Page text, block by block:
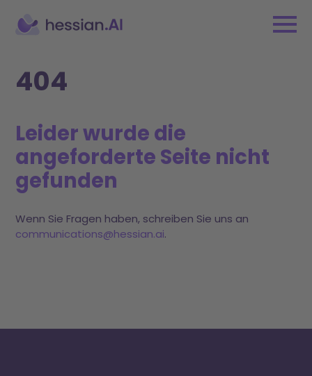
404
Leider wurde die
angeforderte Seite nicht
gefunden
Wenn Sie Fragen haben, schreiben Sie uns an
communications@hessian.ai.